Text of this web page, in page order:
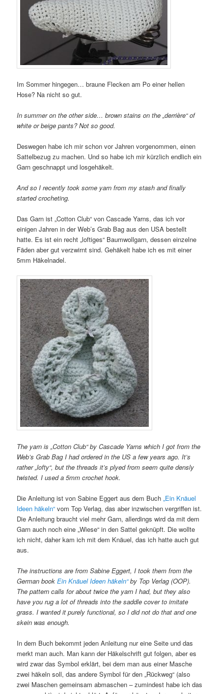
Im Sommer hingegen… braune Flecken am Po einer hellen
Hose? Na nicht so gut.
In summer on the other side… brown stains on the „derrière“ of
white or beige pants? Not so good.
Deswegen habe ich mir schon vor Jahren vorgenommen, einen
Sattelbezug zu machen. Und so habe ich mir kürzlich endlich ein
Garn geschnappt und losgehäkelt.
And so I recently took some yarn from my stash and finally
started crocheting.
Das Garn ist „Cotton Club“ von Cascade Yarns, das ich vor
einigen Jahren in der Web’s Grab Bag aus den USA bestellt
hatte. Es ist ein recht „loftiges“ Baumwollgarn, dessen einzelne
Fäden aber gut verzwirnt sind. Gehäkelt habe ich es mit einer
5mm Häkelnadel.
The yarn is „Cotton Club“ by Cascade Yarns which I got from the
Web’s Grab Bag I had ordered in the US a few years ago. It’s
rather „lofty“, but the threads it’s plyed from seem quite densly
twisted. I used a 5mm crochet hook.
Die Anleitung ist von Sabine Eggert aus dem Buch„Ein Knäuel
Ideen häkeln“vom Top Verlag, das aber inzwischen vergriffen ist.
Die Anleitung braucht viel mehr Garn, allerdings wird da mit dem
Garn auch noch eine „Wiese“ in den Sattel geknüpft. Die wollte
ich nicht, daher kam ich mit dem Knäuel, das ich hatte auch gut
aus.
The instructions are from Sabine Eggert, I took them from the
German bookEin Knäuel Ideen häkeln“by Top Verlag (OOP).
The pattern calls for about twice the yarn I had, but they also
have you rug a lot of threads into the saddle cover to imitate
grass. I wanted it purely functional, so I did not do that and one
skein was enough.
In dem Buch bekommt jeden Anleitung nur eine Seite und das
merkt man auch. Man kann der Häkelschrift gut folgen, aber es
wird zwar das Symbol erklärt, bei dem man aus einer Masche
zwei häkeln soll, das andere Symbol für den „Rückweg“ (also
zwei Maschen gemeinsam abmaschen – zumindest habe ich das